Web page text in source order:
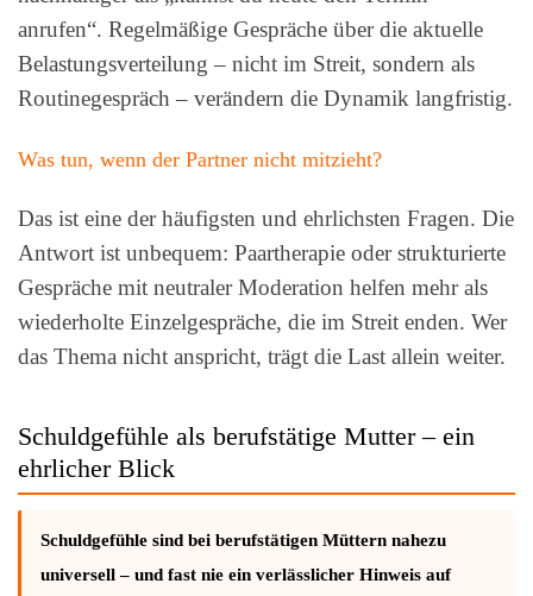
anrufen“. Regelmäßige Gespräche über die aktuelle
Belastungsverteilung – nicht im Streit, sondern als
Routinegespräch – verändern die Dynamik langfristig.
Was tun, wenn der Partner nicht mitzieht?
Das ist eine der häufigsten und ehrlichsten Fragen. Die
Antwort ist unbequem: Paartherapie oder strukturierte
Gespräche mit neutraler Moderation helfen mehr als
wiederholte Einzelgespräche, die im Streit enden. Wer
das Thema nicht anspricht, trägt die Last allein weiter.
Schuldgefühle als berufstätige Mutter – ein
ehrlicher Blick
Schuldgefühle sind bei berufstätigen Müttern nahezu
universell – und fast nie ein verlässlicher Hinweis auf